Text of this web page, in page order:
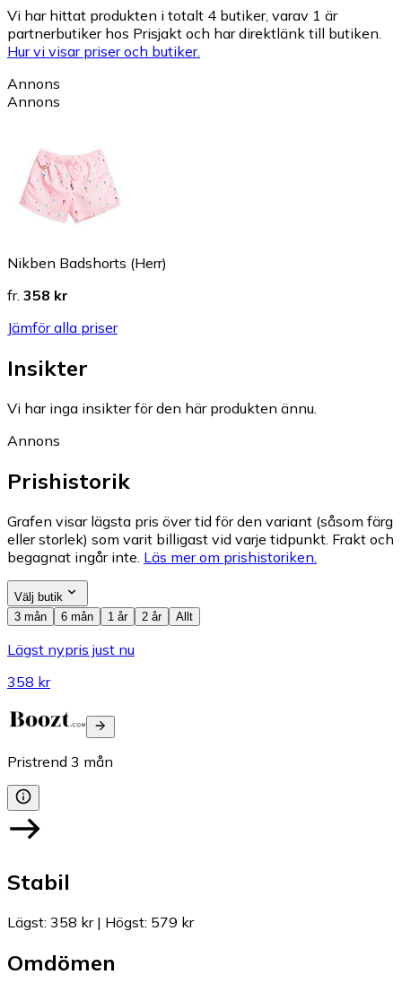
Vi har hittat produkten i totalt 4 butiker, varav 1 är
partnerbutiker hos Prisjakt och har direktlänk till butiken.
Hur vi visar priser och butiker.
Annons
Annons
Nikben Badshorts (Herr)
fr. 358 kr
Jämför alla priser
Insikter
Vi har inga insikter för den här produkten ännu.
Annons
Prishistorik
Grafen visar lägsta pris över tid för den variant (såsom färg
eller storlek) som varit billigast vid varje tidpunkt. Frakt och
begagnat ingår inte. Läs mer om prishistoriken.
Välj butik
3 mån
6 mån 1 år 2 år Allt
Lägst nypris just nu
358 kr
Pristrend 3 mån
Stabil
Lägst: 358 kr| Högst: 579 kr
Omdömen